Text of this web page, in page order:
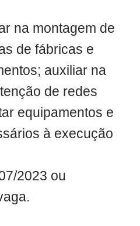
na montagem de
de fábricas e
auxiliar na
de redes
equipamentos e
à execução
2023 ou